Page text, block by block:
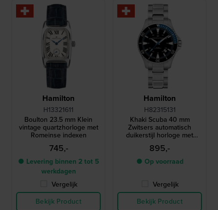
Hamilton
H13321611
Boulton 23.5 mm Klein
vintage quartzhorloge met
Romeinse indexen
745,-
● Levering binnen 2 tot 5
werkdagen
Vergelijk
Bekijk Product
Hamilton
H82315131
Khaki Scuba 40 mm
Zwitsers automatisch
duikerstijl horloge met
datum
895,-
● Op voorraad
Vergelijk
Bekijk Product